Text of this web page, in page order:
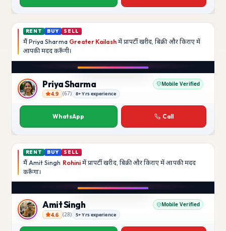
RENT BUY SELL
मैं Priya Sharma Greater Kailashमें प्रापर्टी खरीद, बिक्री और किराए में
आपकी मददकरूँगी।
Priya Sharma
Priya Sharma Mobile Verified
4.9 (67) 8+ Yrs experience
WhatsApp Call
RENT BUY SELL
मैं Amit Singh Rohiniमें प्रापर्टी खरीद, बिक्री और किराए में आपकी मदद
करूँगा।
Amit Singh
Amit Singh Mobile Verified
4.6 (28) 5+ Yrs experience